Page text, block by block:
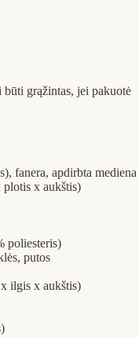
grąžintas, jei pakuotė
fanera, apdirbta mediena
x aukštis)
poliesteris)
putos
ilgis x aukštis)